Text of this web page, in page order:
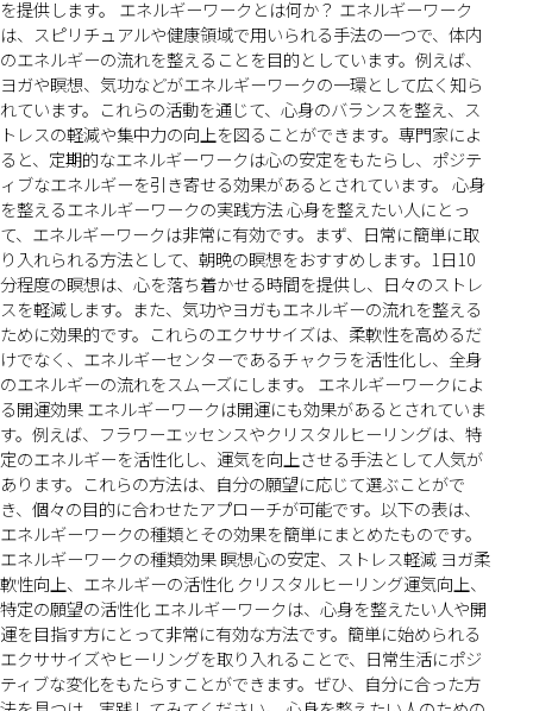
を提供します。 エネルギーワークとは何か？ エネルギーワーク
は、スピリチュアルや健康領域で用いられる手法の一つで、体内
のエネルギーの流れを整えることを目的としています。例えば、
ヨガや瞑想、気功などがエネルギーワークの一環として広く知ら
れています。これらの活動を通じて、心身のバランスを整え、ス
トレスの軽減や集中力の向上を図ることができます。専門家によ
ると、定期的なエネルギーワークは心の安定をもたらし、ポジテ
ィブなエネルギーを引き寄せる効果があるとされています。 心身
を整えるエネルギーワークの実践方法 心身を整えたい人にとっ
て、エネルギーワークは非常に有効です。まず、日常に簡単に取
り入れられる方法として、朝晩の瞑想をおすすめします。1日10
分程度の瞑想は、心を落ち着かせる時間を提供し、日々のストレ
スを軽減します。また、気功やヨガもエネルギーの流れを整える
ために効果的です。これらのエクササイズは、柔軟性を高めるだ
けでなく、エネルギーセンターであるチャクラを活性化し、全身
のエネルギーの流れをスムーズにします。 エネルギーワークによ
る開運効果 エネルギーワークは開運にも効果があるとされていま
す。例えば、フラワーエッセンスやクリスタルヒーリングは、特
定のエネルギーを活性化し、運気を向上させる手法として人気が
あります。これらの方法は、自分の願望に応じて選ぶことがで
き、個々の目的に合わせたアプローチが可能です。以下の表は、
エネルギーワークの種類とその効果を簡単にまとめたものです。
エネルギーワークの種類効果 瞑想心の安定、ストレス軽減 ヨガ柔
軟性向上、エネルギーの活性化 クリスタルヒーリング運気向上、
特定の願望の活性化 エネルギーワークは、心身を整えたい人や開
運を目指す方にとって非常に有効な方法です。簡単に始められる
エクササイズやヒーリングを取り入れることで、日常生活にポジ
ティブな変化をもたらすことができます。ぜひ、自分に合った方